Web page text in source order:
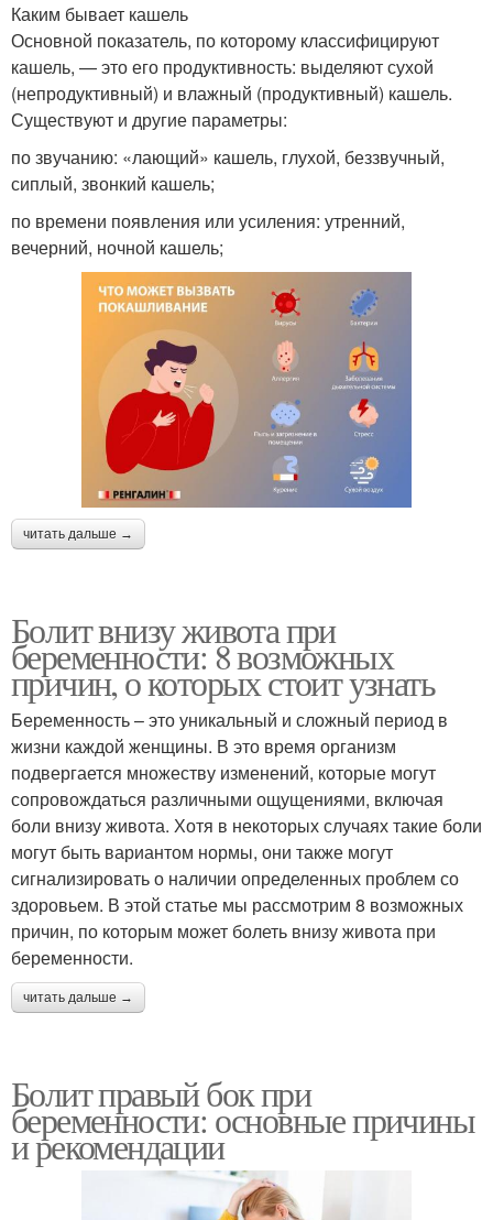
Каким бывает кашель
Основной показатель, по которому классифицируют
кашель, — это его продуктивность: выделяют сухой
(непродуктивный) и влажный (продуктивный) кашель.
Существуют и другие параметры:
по звучанию: «лающий» кашель, глухой, беззвучный,
сиплый, звонкий кашель;
по времени появления или усиления: утренний,
вечерний, ночной кашель;
читать дальше →
Болит внизу живота при
беременности: 8 возможных
причин, о которых стоит узнать
Беременность – это уникальный и сложный период в
жизни каждой женщины. В это время организм
подвергается множеству изменений, которые могут
сопровождаться различными ощущениями, включая
боли внизу живота. Хотя в некоторых случаях такие боли
могут быть вариантом нормы, они также могут
сигнализировать о наличии определенных проблем со
здоровьем. В этой статье мы рассмотрим 8 возможных
причин, по которым может болеть внизу живота при
беременности.
читать дальше →
Болит правый бок при
беременности: основные причины
и рекомендации